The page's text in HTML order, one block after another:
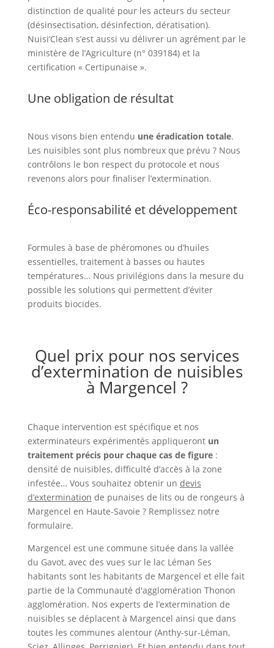
distinction de qualité pour les acteurs du secteur
(désinsectisation, désinfection, dératisation).
Nuisi’Clean s’est aussi vu délivrer un agrément par le
ministère de l’Agriculture (n° 039184) et la
certification « Certipunaise ».
Une obligation de résultat
Nous visons bien entendu une éradication totale.
Les nuisibles sont plus nombreux que prévu ? Nous
contrôlons le bon respect du protocole et nous
revenons alors pour finaliser l’extermination.
Éco-responsabilité et développement
Formules à base de phéromones ou d’huiles
essentielles, traitement à basses ou hautes
températures… Nous privilégions dans la mesure du
possible les solutions qui permettent d’éviter
produits biocides.
Quel prix pour nos services
d’extermination de nuisibles
à Margencel ?
Chaque intervention est spécifique et nos
exterminateurs expérimentés appliqueront un
traitement précis pour chaque cas de figure:
densité de nuisibles, difficulté d’accès à la zone
infestée… Vous souhaitez obtenir un devis
d’extermination de punaises de lits ou de rongeurs à
Margencel en Haute-Savoie ? Remplissez notre
formulaire.
Margencel est une commune située dans la vallée
du Gavot, avec des vues sur le lac Léman Ses
habitants sont les habitants de Margencel et elle fait
partie de la Communauté d'agglomération Thonon
agglomération. Nos experts de l’extermination de
nuisibles se déplacent à Margencel ainsi que dans
toutes les communes alentour (Anthy-sur-Léman,